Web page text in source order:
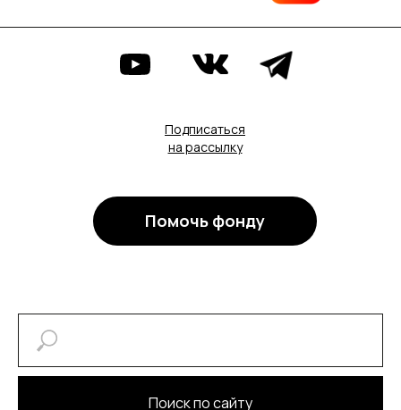
Подписаться
на рассылку
Помочь фонду
Поиск по сайту